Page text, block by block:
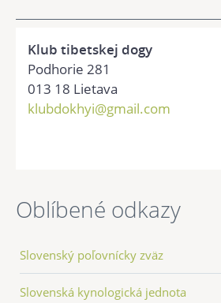
Klub tibetskej dogy
Podhorie 281
013 18 Lietava
klubdokhyi@gmail.com
Oblíbené odkazy
Slovenský poľovnícky zväz
Slovenská kynologická jednota